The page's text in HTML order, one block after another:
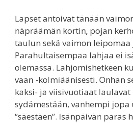
Lapset antoivat tänään
näpräämän kortin, pojan
taulun sekä vaimon
Parahultaisempaa lahjaa ei
olemassa. Lahjomishetkeen
vaan -kolmiäänisesti. Onhan
kaksi- ja viisivuotiaat laulavat
sydämestään, vanhempi jopa
“säestäen”. Isänpäivän paras